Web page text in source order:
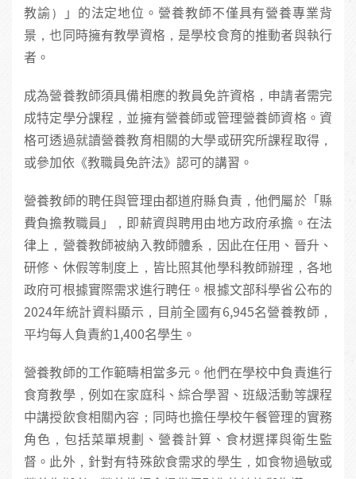
教諭）」的法定地位。營養教師不僅具有營養專業背
景，也同時擁有教學資格，是學校食育的推動者與執行
者。
成為營養教師須具備相應的教員免許資格，申請者需完
成特定學分課程，並擁有營養師或管理營養師資格。資
格可透過就讀營養教育相關的大學或研究所課程取得，
或參加依《教職員免許法》認可的講習。
營養教師的聘任與管理由都道府縣負責，他們屬於「縣
費負擔教職員」，即薪資與聘用由地方政府承擔。在法
律上，營養教師被納入教師體系，因此在任用、晉升、
研修、休假等制度上，皆比照其他學科教師辦理，各地
政府可根據實際需求進行聘任。根據文部科學省公布的
2024年統計資料顯示，目前全國有6,945名營養教師，
平均每人負責約1,400名學生。
營養教師的工作範疇相當多元。他們在學校中負責進行
食育教學，例如在家庭科、綜合學習、班級活動等課程
中講授飲食相關內容；同時也擔任學校午餐管理的實務
角色，包括菜單規劃、營養計算、食材選擇與衛生監
督。此外，針對有特殊飲食需求的學生，如食物過敏或